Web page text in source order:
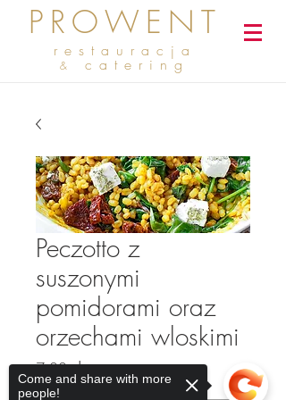
PROWENT
restauracja
& catering
Peczotto z
suszonymi
pomidorami oraz
orzechami wloskimi
7,00 złCena
Come and share with more
people!